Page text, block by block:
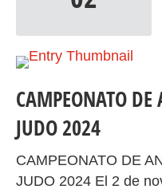
CAMPEONATO
JUDO 2024
CAMPEONATO DE
JUDO 2024 El 2 de